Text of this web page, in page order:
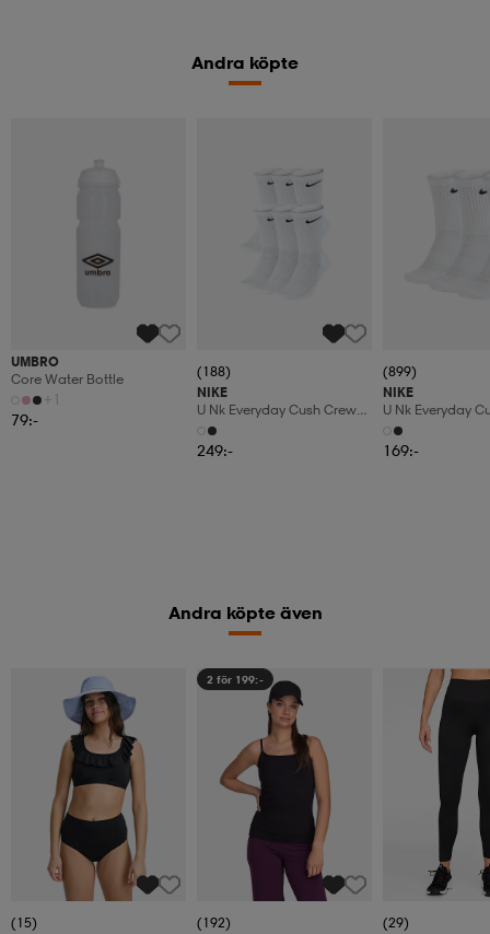
Andra köpte
UMBRO
Core Water Bottle
+1
79:-
(188)
NIKE
U Nk Everyday Cush Crew
6pr-Bd
249:-
(899)
NIKE
U Nk Everyday
3pr
169:-
Andra köpte även
(15)
2 för 199:-
(192)
(29)